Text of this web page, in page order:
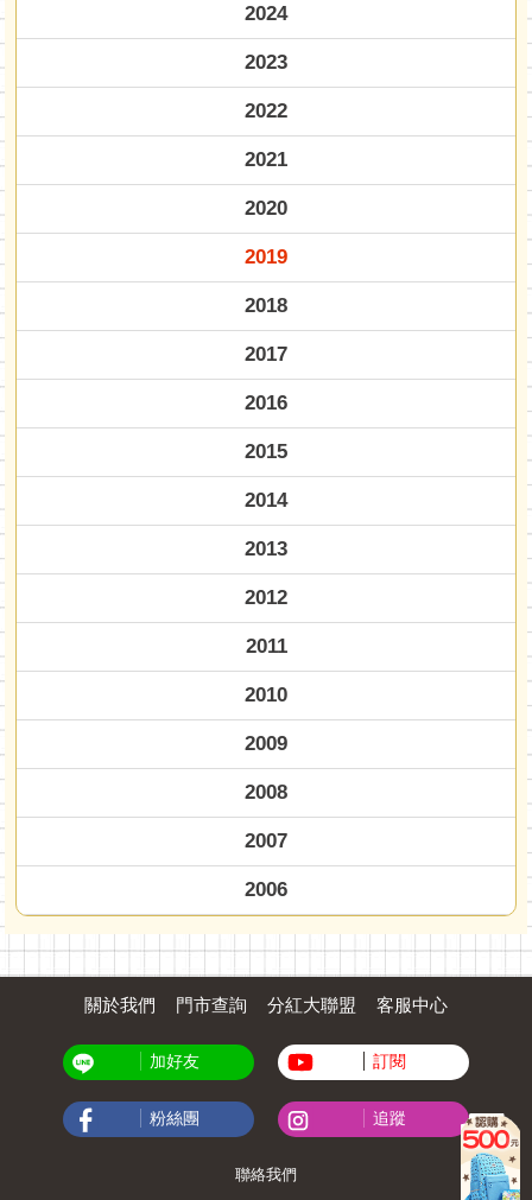
2024
2023
2022
2021
2020
2019
2018
2017
2016
2015
2014
2013
2012
2011
2010
2009
2008
2007
2006
關於我們 門市查詢 分紅大聯盟 客服中心
加好友 訂閱
粉絲團 追蹤
聯絡我們